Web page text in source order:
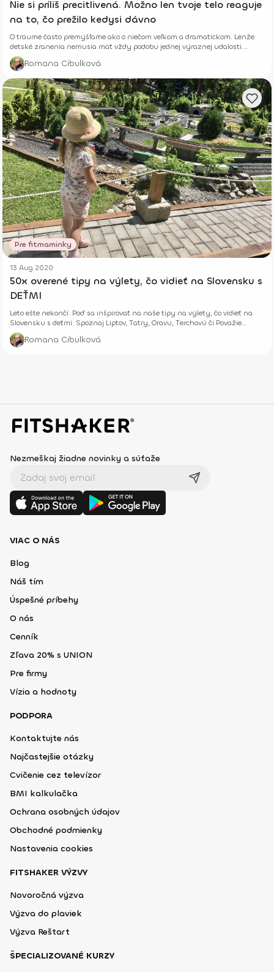
Nie si príliš precitlivená. Možno len tvoje telo reaguje
na to, čo prežilo kedysi dávno
O traume často premýšľame ako o niečom veľkom a dramatickom. Lenže
detské zranenia nemusia mať vždy podobu jednej výraznej udalosti.
Niekedy rastú potichu.
Romana Cibulková
Pre fitmaminky
13 Aug 2020
50x overené tipy na výlety, čo vidieť na Slovensku s
DEŤMI
Leto ešte nekončí. Poď sa inšpirovať na naše tipy na výlety, čo vidieť na
Slovensku s deťmi. Spoznaj Liptov, Tatry, Oravu, Terchovú či Považie
bližšie.
Romana Cibulková
Nezmeškaj žiadne novinky a súťaže
VIAC O NÁS
Blog
Náš tím
Úspešné príbehy
O nás
Cenník
Zľava 20% s UNION
Pre firmy
Vízia a hodnoty
PODPORA
Kontaktujte nás
Najčastejšie otázky
Cvičenie cez televízor
BMI kalkulačka
Ochrana osobných údajov
Obchodné podmienky
Nastavenia cookies
FITSHAKER VÝZVY
Novoročná výzva
Výzva do plaviek
Výzva Reštart
ŠPECIALIZOVANÉ KURZY